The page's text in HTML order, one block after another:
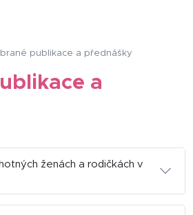
publikace a přednášky
a
ženách a rodičkách v